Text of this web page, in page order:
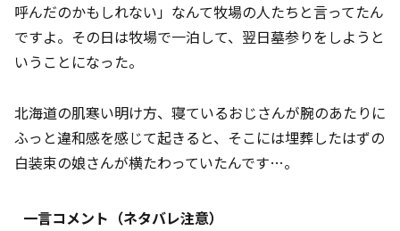
呼んだのかもしれない」なんて牧場の人たちと言ってたん
ですよ。その日は牧場で一泊して、翌日墓参りをしようと
いうことになった。
北海道の肌寒い明け方、寝ているおじさんが腕のあたりに
ふっと違和感を感じて起きると、そこには埋葬したはずの
白装束の娘さんが横たわっていたんです…。
一言コメント（ネタバレ注意）